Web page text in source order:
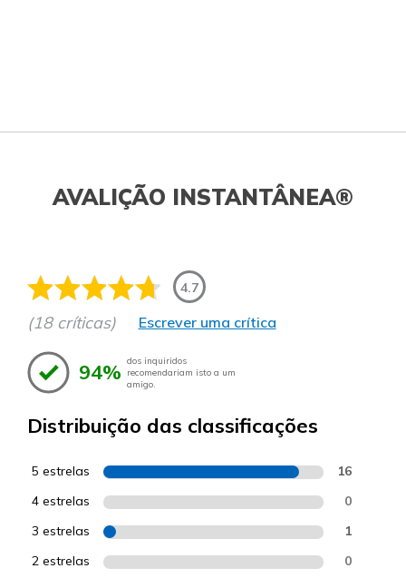
AVALIÇÃO INSTANTÂNEA®
4.7
(18 críticas) Escrever uma crítica
94% dos inquiridos
recomendariam isto a um
amigo.
Distribuição das classificações
5 estrelas 16
4 estrelas 0
3 estrelas 1
2 estrelas 0